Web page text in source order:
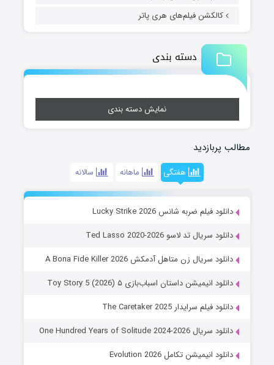
کالکشن فیلم‌های هری پاتر
دسته بندی
نمایش دسته بندی
مطالب پربازدید
هفتگی ماهانه سالانه
دانلود فیلم ضربه شانس Lucky Strike 2026
دانلود سریال تد لاسو Ted Lasso 2020-2026
دانلود سریال زن متاهل آدمکش A Bona Fide Killer 2026
دانلود انیمیشن داستان اسباب‌بازی ۵ Toy Story 5 (2026)
دانلود فیلم سرایدار The Caretaker 2025
دانلود سریال One Hundred Years of Solitude 2024-2026
دانلود انیمیشن تکامل Evolution 2026